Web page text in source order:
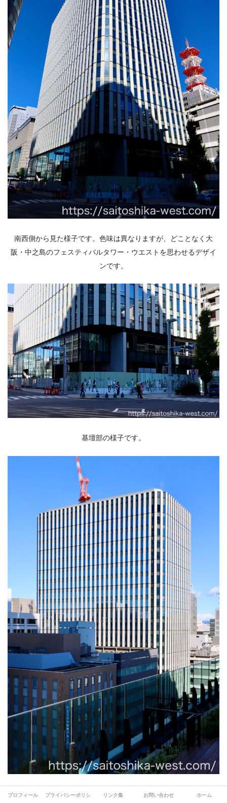
南西側から見た様子です。色味は異なりますが、どことなく大
阪・中之島のフェスティバルタワー・ウエストを思わせるデザイ
ンです。
基壇部の様子です。
撮影ポイントを変えて、中日ビルの屋上庭園と絡めて見た栄トリ
プロフィール プライバシーポリシー リンク集 お問い合わせ ホーム